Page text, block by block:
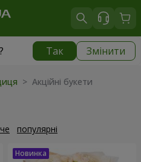
? Так Змінити
| безкоштовно
> Акційні букети
популярні